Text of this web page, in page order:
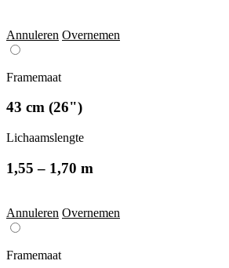
Annuleren Overnemen
Framemaat
43 cm (26")
Lichaamslengte
1,55 – 1,70 m
Annuleren Overnemen
Framemaat